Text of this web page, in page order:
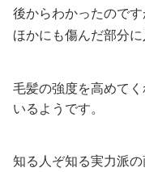
後からわかったので
ほかにも傷んだ部分
毛髪の強度を高めてく
いるようです。
知る人ぞ知る実力派